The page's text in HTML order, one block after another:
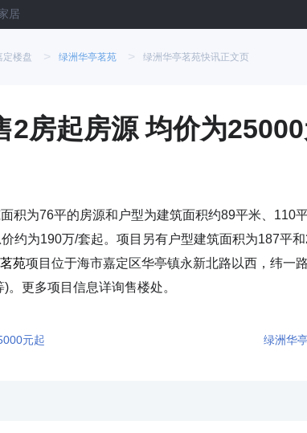
居
定楼盘 > 绿洲华亭茗苑 > 绿洲华亭茗苑快讯正文页
2房起房源 均价为
积为76平的房源和户型为建筑面积约89平米、110
约为190万/套起。项目另有户型建筑面积为187平
苑项目位于海市嘉定区华亭镇永新北路以西，纬一
更多项目信息详询售楼处。
元起 绿洲华